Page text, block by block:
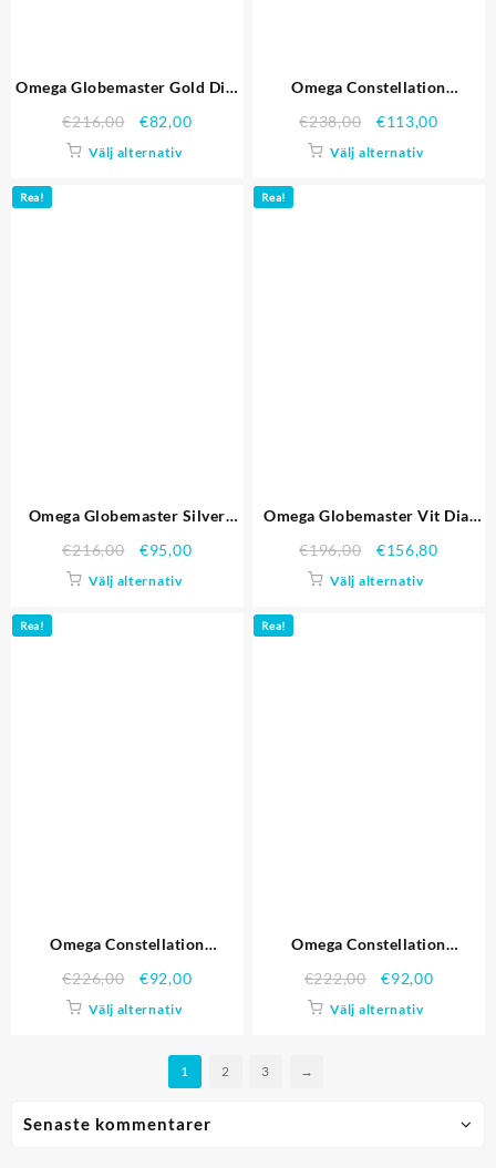
Senaste kommentarer
Omega Globemaster Gold Dial
Replika Klockor
€216,00 €82,00
Välj alternativ
Omega Constellation
replika klockor 4472
€238,00 €113,00
Välj alternativ
Rea!
Omega Globemaster Silver
fallet och armband Replika
Klockor
€216,00 €95,00
Välj alternativ
Rea!
Omega Globemaster Vit Dial
Replika Klockor
€196,00 €156,80
Välj alternativ
Rea!
Omega Constellation
replika klockor 4484
€226,00 €92,00
Välj alternativ
Rea!
Omega Constellation
replika klockor 4477
€222,00 €92,00
Välj alternativ
1 2 3 →